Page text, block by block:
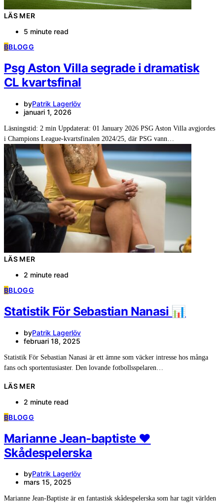
LÄS MER
5 minute read
BBLOGG
Psg Aston Villa segrade i dramatisk
CL kvartsfinal
byPatrik Lagerlöv
januari 1, 2026
Läsningstid: 2 min Uppdaterat: 01 January 2026 PSG Aston Villa avgjordes
i Champions League-kvartsfinalen 2024/25, där PSG vann…
LÄS MER
2 minute read
BBLOGG
Statistik För Sebastian Nanasi 📊
byPatrik Lagerlöv
februari 18, 2025
Statistik För Sebastian Nanasi är ett ämne som väcker intresse hos många
fans och sportentusiaster. Den lovande fotbollsspelaren…
LÄS MER
2 minute read
BBLOGG
Marianne Jean-baptiste ❤️
Skådespelerska
byPatrik Lagerlöv
mars 15, 2025
Marianne Jean-Baptiste är en fantastisk skådespelerska som har tagit världen